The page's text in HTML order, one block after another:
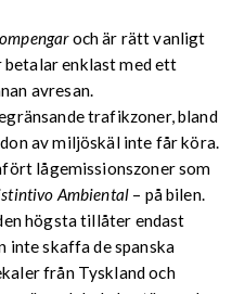
och är rätt vanligt
enklast med ett
avresan.
trafikzoner, bland
av miljöskäl inte får köra.
lågemissionszoner som
Ambiental – på bilen.
högsta tillåter endast
inte skaffa de spanska
från Tyskland och